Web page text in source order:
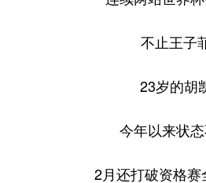
不止王子
23岁的胡
今年以来状
2月还打破资格赛